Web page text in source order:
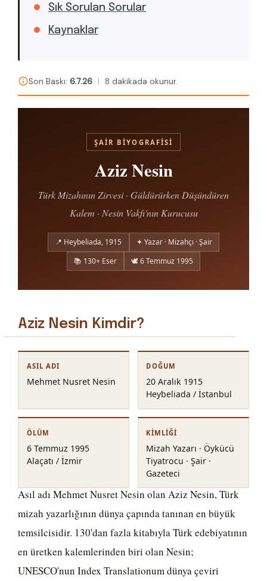
Sık Sorulan Sorular
Kaynaklar
Son Baskı: 6.7.26 | 8 dakikada okunur.
ŞAIR BIYOGRAFISI
Aziz Nesin
Türk Mizahının Zirvesi · Güldürürken Düşündüren
Kalem · Nesin Vakfı'nın Kurucusu
📍 Heybeliada, 1915
✦ Yazar · Mizahçı · Şair
📚 130+ Eser
🕊 6 Temmuz 1995
Aziz Nesin Kimdir?
ASIL ADI
Mehmet Nusret Nesin
DOĞUM
20 Aralık 1915
Heybeliada / İstanbul
ÖLÜM
6 Temmuz 1995
Alaçatı / İzmir
KIMLIĞI
Mizah Yazarı · Öykücü
Tiyatrocu · Şair ·
Gazeteci
Asıl adı Mehmet Nusret Nesin olan Aziz Nesin, Türk
mizah yazarlığının dünya çapında tanınan en büyük
temsilcisidir. 130'dan fazla kitabıyla Türk edebiyatının
en üretken kalemlerinden biri olan Nesin;
UNESCO'nun Index Translationum dünya çeviri